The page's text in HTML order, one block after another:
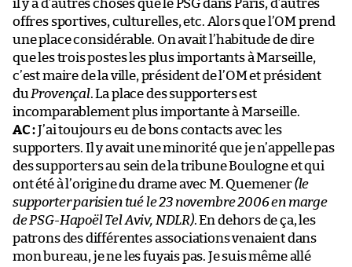
il y a d’autres choses que le PSG dans Paris, d’autres
offres sportives, culturelles, etc. Alors que l’OM prend
une place considérable. On avait l’habitude de dire
que les trois postes les plus importants à Marseille,
c’est maire de la ville, président de l’OM et président
du Provençal. La place des supporters est
incomparablement plus importante à Marseille.
AC :J’ai toujours eu de bons contacts avec les
supporters. Il y avait une minorité que je n’appelle pas
des supporters au sein de la tribune Boulogne et qui
ont été à l’origine du drame avec M. Quemener(le
supporter parisien tué le 23 novembre 2006 en marge
de PSG-Hapoël Tel Aviv, NDLR). En dehors de ça, les
patrons des différentes associations venaient dans
mon bureau, je ne les fuyais pas. Je suis même allé